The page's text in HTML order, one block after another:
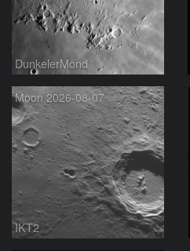
DunkelerMond
Moon 2026-08-07
IKT2